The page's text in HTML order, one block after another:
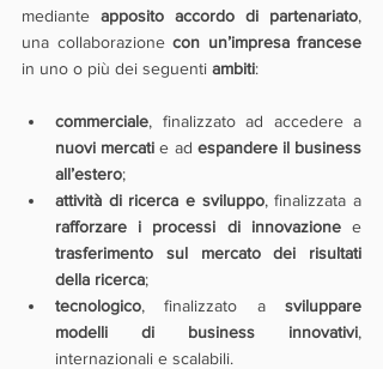
mediante apposito accordo di partenariato,
una collaborazione con un’impresa francese
in uno o più dei seguenti ambiti:
commerciale
nuovi mercati e ad espandere il business
all’estero;
attività di ricerca e sviluppo
rafforzare i processi di innovazione
trasferimento sul mercato dei risultati
della ricerca;
tecnologico, finalizzato a sviluppare
modelli di business innovativi,
internazionali e scalabili.